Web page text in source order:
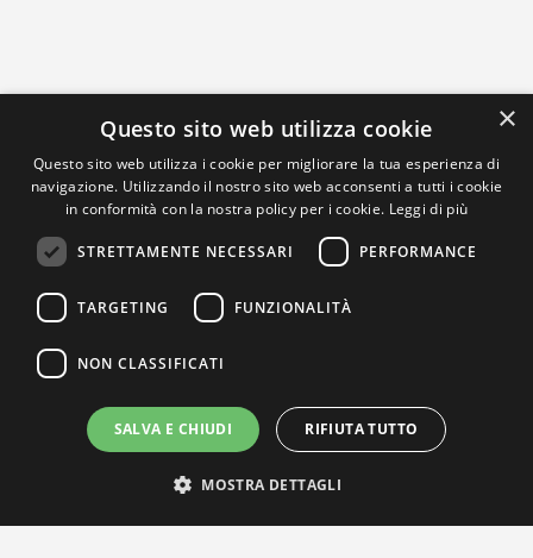
×
Questo sito web utilizza cookie
Questo sito web utilizza i cookie per migliorare la tua esperienza di
navigazione. Utilizzando il nostro sito web acconsenti a tutti i cookie
in conformità con la nostra policy per i cookie. Leggi di più
STRETTAMENTE NECESSARI PERFORMANCE
TARGETING FUNZIONALITÀ
NON CLASSIFICATI
SALVA E CHIUDI RIFIUTA TUTTO
MOSTRA DETTAGLI